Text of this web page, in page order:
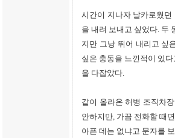
시간이 지나자 날카로웠
을 내려 보내고 싶었다. 두
지만 그냥 뛰어 내리고 싶
싶은 충동을 느낀적이 있
을 다잡았다.
같이 올라온 허병 조직차
안하지만, 가끔 전화할 때
아픈 데는 없냐고 문자를